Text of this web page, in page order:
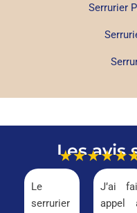
Serrurier
Les avis
★★★★★
Le
serrurier
J’ai
appel